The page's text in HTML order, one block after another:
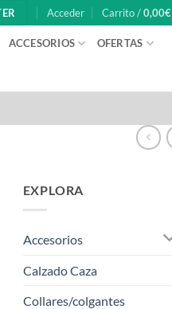
Acceder Carrito /0,00€
ACCESORIOS OFERTAS
EXPLORA
Accesorios
Calzado Caza
Collares/colgantes